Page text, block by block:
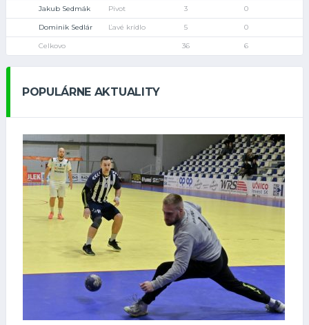
Jakub Sedmák Pivot 3 0
Dominik Sedlár Ľavé krídlo 5 0
Celkovo 36 6
POPULÁRNE AKTUALITY